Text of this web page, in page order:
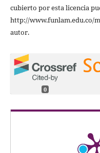
cubierto por esta licencia
http://www.funlam.edu.co/
autor.
0